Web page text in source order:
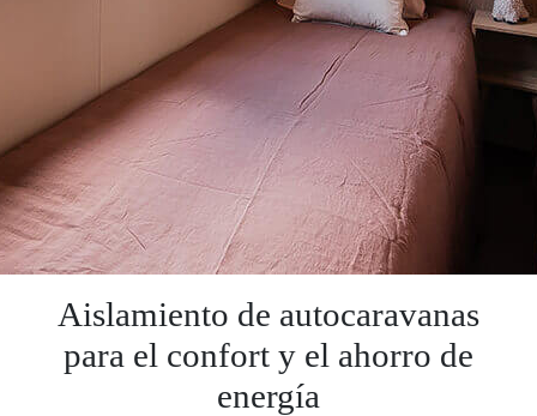
Aislamiento de autocaravanas
para el confort y el ahorro de
energía